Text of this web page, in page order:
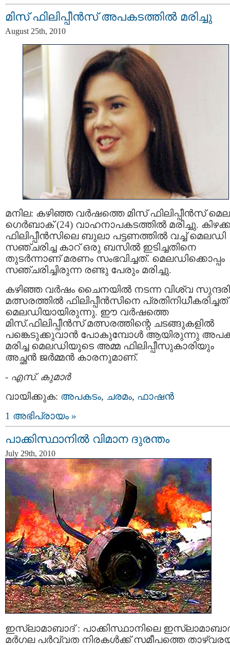
മിസ് ഫിലിപ്പീന്‍സ് അപകടത്തില്‍ മരിച്ചു
August 25th, 2010
മനില: കഴിഞ്ഞ വര്‍ഷത്തെ മിസ് ഫിലിപ്പീന്‍സ്
ഗെര്‍ബാക് (24) വാഹനാപകടത്തില്‍ മരിച്ചു.
ഫിലിപ്പീന്‍സിലെ ബുലാ പട്ടണത്തില്‍ വച്ച് മെലഡി
സഞ്ചരിച്ച കാറ് ഒരു ബസില്‍ ഇടിച്ചതിനെ
തുടര്‍ന്നാണ് മരണം സംഭവിച്ചത്. മെലഡിക്കൊപ്പം
സഞ്ചരിച്ചിരുന്ന രണ്ടു പേരും മരിച്ചു.
കഴിഞ്ഞ വര്‍ഷം ചൈനയില്‍ നടന്ന വിശ്വ സുന്ദരി
മത്സരത്തില്‍ ഫിലിപ്പീന്‍സിനെ പ്രതിനിധീകരിച്ചത്
മെലഡിയായിരുന്നു. ഈ വര്‍ഷത്തെ
മിസ്.ഫിലിപ്പീന്‍സ് മത്സരത്തിന്റെ ചടങ്ങുകളില്‍
പങ്കെടുക്കുവാന്‍ പോകുമ്പോള്‍ ആയിരുന്നു
മരിച്ച മെലഡിയുടെ അമ്മ ഫിലിപ്പീസുകാ‍രിയും
അച്ഛന്‍ ജര്‍മ്മന്‍ കാരനുമാണ്.
- എസ്. കുമാര്‍
വായിക്കുക: അപകടം, ചരമം, ഫാഷന്‍
1 അഭിപ്രായം »
പാക്കിസ്ഥാനില്‍ വിമാന ദുരന്തം
July 29th, 2010
ഇസ്‌ലാമാബാദ് : പാക്കിസ്ഥാനിലെ
മര്‍ഗല പര്‍വ്വത നിരകള്‍ക്ക് സമീപത്തെ